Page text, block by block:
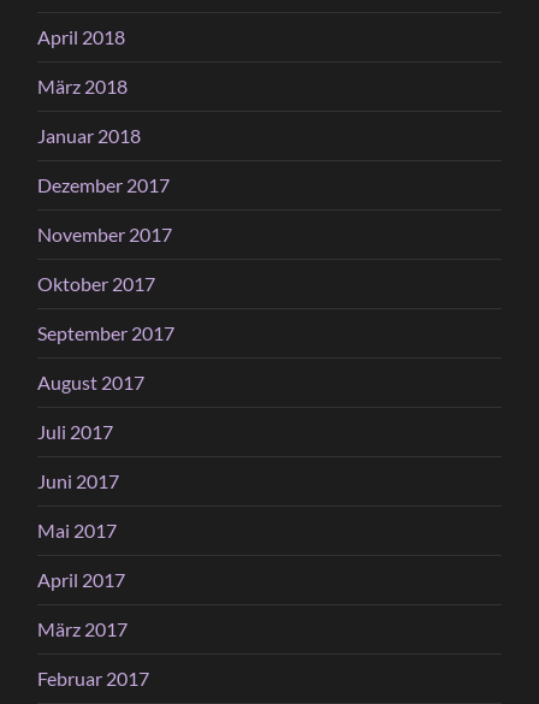
April 2018
März 2018
Januar 2018
Dezember 2017
November 2017
Oktober 2017
September 2017
August 2017
Juli 2017
Juni 2017
Mai 2017
April 2017
März 2017
Februar 2017